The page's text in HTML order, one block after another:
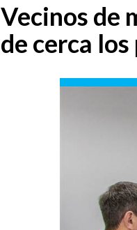
Vecinos de
de cerca